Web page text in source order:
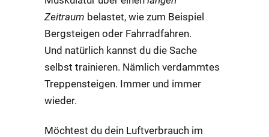
Zeitraum belastet, wie zum Beispiel
Bergsteigen oder Fahrradfahren.
Und natürlich kannst du die Sache
selbst trainieren. Nämlich verdammtes
Treppensteigen. Immer und immer
wieder.
Möchtest du dein Luftverbrauch im